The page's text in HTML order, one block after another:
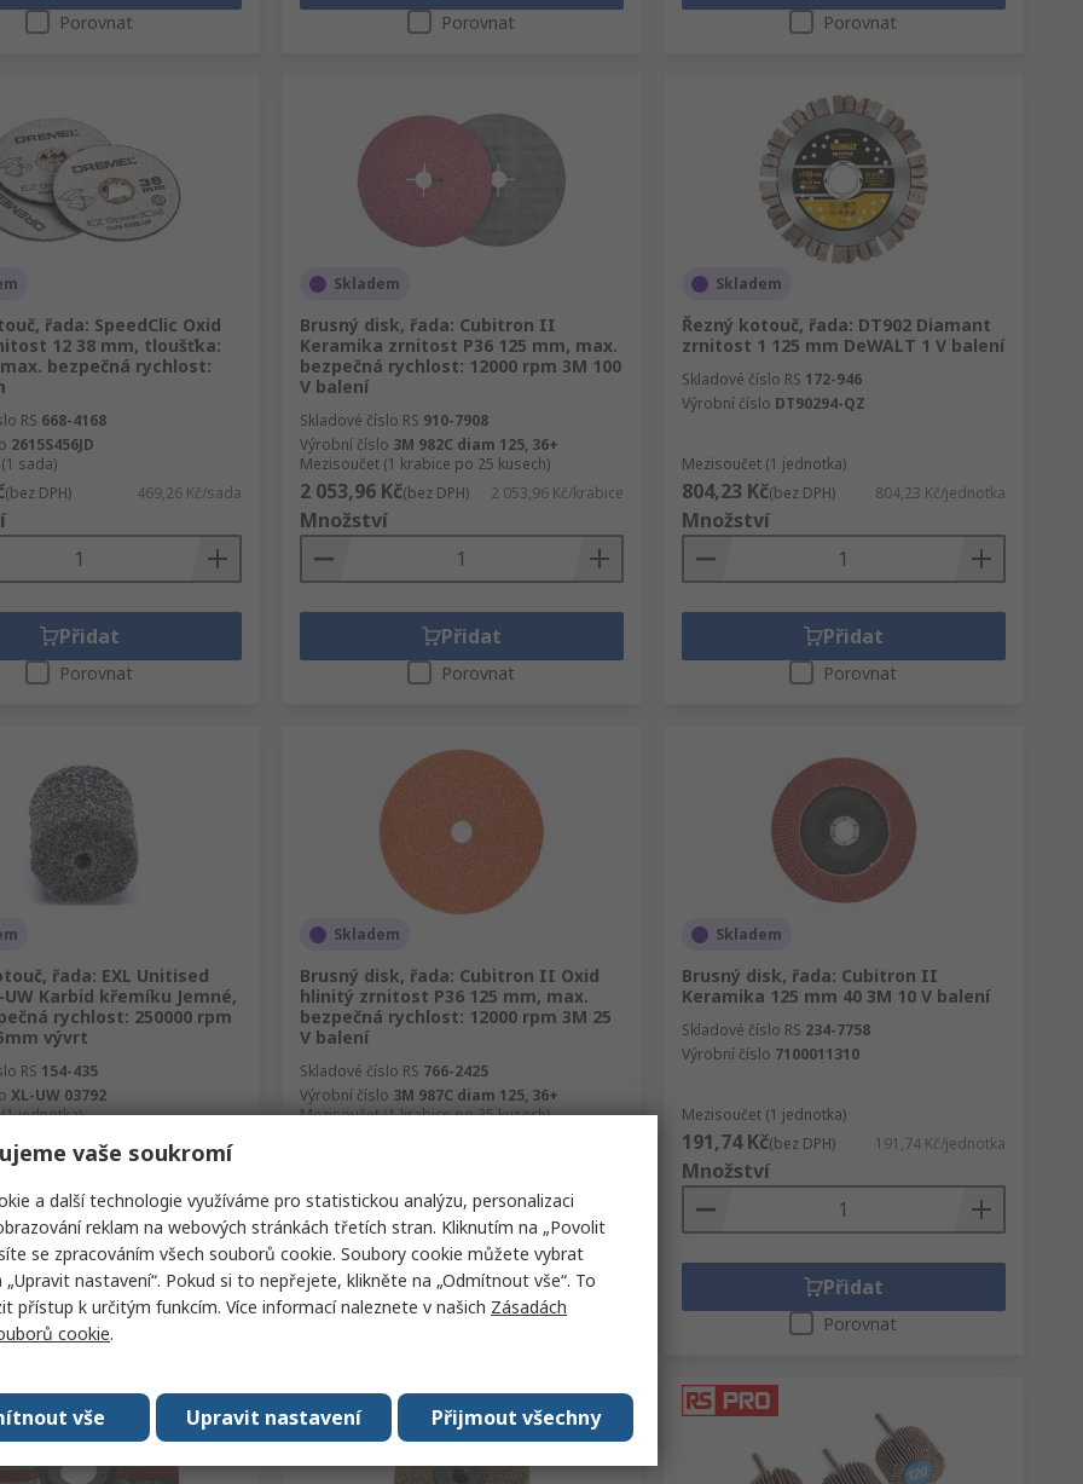
Porovnat Porovnat Porovnat
řada: SpeedClic Oxid
12 38 mm, tloušťka:
bezpečná rychlost:
RS 668-4168
2615S456JD
sada)
(bez DPH) 469,26 Kč/sada
Přidat
Porovnat
Skladem
Brusný disk, řada: Cubitron II
Keramika zrnitost P36 125 mm, max.
bezpečná rychlost: 12000 rpm 3M 100
V balení
Skladové číslo RS 910-7908
Výrobní číslo 3M 982C diam 125, 36+
Mezisoučet (1 krabice po 25 kusech)
2 053,96 Kč(bez DPH) 2 053,96 Kč/krabice
Množství
Přidat
Porovnat
Skladem
Řezný kotouč, řada: DT902 Diamant
zrnitost 1 125 mm DeWALT 1 V balení
Skladové číslo RS 172-946
Výrobní číslo DT90294-QZ
Mezisoučet (1 jednotka)
804,23 Kč(bez DPH) 804,23 Kč/jednotka
Množství
Přidat
Porovnat
řada: EXL Unitised
UW Karbid křemíku Jemné,
rychlost: 250000 rpm
vývrt
RS 154-435
XL-UW 03792
jednotka)
(bez DPH) 145,83 Kč/jednotka
Přidat
Porovnat
Skladem
Brusný disk, řada: Cubitron II Oxid
hlinitý zrnitost P36 125 mm, max.
bezpečná rychlost: 12000 rpm 3M 25
V balení
Skladové číslo RS 766-2425
Výrobní číslo 3M 987C diam 125, 36+
Mezisoučet (1 krabice po 25 kusech)
Přidat
Porovnat
Skladem
Brusný disk, řada: Cubitron II
Keramika 125 mm 40 3M 10 V balení
Skladové číslo RS 234-7758
Výrobní číslo 7100011310
Mezisoučet (1 jednotka)
191,74 Kč(bez DPH) 191,74 Kč/jednotka
Množství
Přidat
Porovnat
vaše soukromí
a další technologie využíváme pro statistickou analýzu, personalizaci
reklam na webových stránkách třetích stran. Kliknutím na „Povolit
se zpracováním všech souborů cookie. Soubory cookie můžete vybrat
nastavení“. Pokud si to nepřejete, klikněte na „Odmítnout vše“. To
přístup k určitým funkcím. Více informací naleznete v našich Zásadách
cookie.
Přijmout všechny
Upravit nastavení
vše